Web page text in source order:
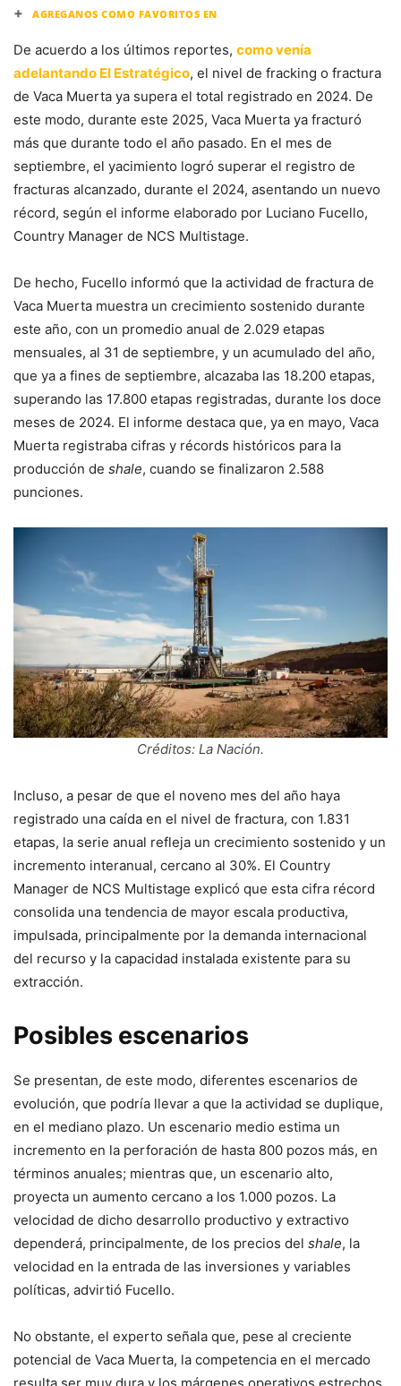
+ AGREGANOS COMO FAVORITOS EN
De acuerdo a los últimos reportes, como venía
adelantando El Estratégico, el nivel de fracking o fractura
de Vaca Muerta ya supera el total registrado en 2024. De
este modo, durante este 2025, Vaca Muerta ya fracturó
más que durante todo el año pasado. En el mes de
septiembre, el yacimiento logró superar el registro de
fracturas alcanzado, durante el 2024, asentando un nuevo
récord, según el informe elaborado por Luciano Fucello,
Country Manager de NCS Multistage.
De hecho, Fucello informó que la actividad de fractura de
Vaca Muerta muestra un crecimiento sostenido durante
este año, con un promedio anual de 2.029 etapas
mensuales, al 31 de septiembre, y un acumulado del año,
que ya a fines de septiembre, alcazaba las 18.200 etapas,
superando las 17.800 etapas registradas, durante los doce
meses de 2024. El informe destaca que, ya en mayo, Vaca
Muerta registraba cifras y récords históricos para la
producción de shale, cuando se finalizaron 2.588
punciones.
Créditos: La Nación.
Incluso, a pesar de que el noveno mes del año haya
registrado una caída en el nivel de fractura, con 1.831
etapas, la serie anual refleja un crecimiento sostenido y un
incremento interanual, cercano al 30%. El Country
Manager de NCS Multistage explicó que esta cifra récord
consolida una tendencia de mayor escala productiva,
impulsada, principalmente por la demanda internacional
del recurso y la capacidad instalada existente para su
extracción.
Posibles escenarios
Se presentan, de este modo, diferentes escenarios de
evolución, que podría llevar a que la actividad se duplique,
en el mediano plazo. Un escenario medio estima un
incremento en la perforación de hasta 800 pozos más, en
términos anuales; mientras que, un escenario alto,
proyecta un aumento cercano a los 1.000 pozos. La
velocidad de dicho desarrollo productivo y extractivo
dependerá, principalmente, de los precios del shale, la
velocidad en la entrada de las inversiones y variables
políticas, advirtió Fucello.
No obstante, el experto señala que, pese al creciente
potencial de Vaca Muerta, la competencia en el mercado